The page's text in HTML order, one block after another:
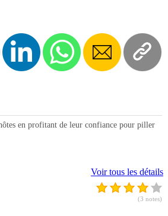
en profitant de leur confiance pour piller
Voir tous les détails
(3 notes)